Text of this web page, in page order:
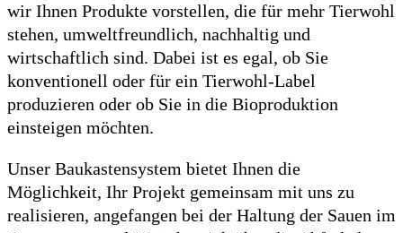
wir Ihnen Produkte vorstellen, die für mehr Tierwohl
stehen, umweltfreundlich, nachhaltig und
wirtschaftlich sind. Dabei ist es egal, ob Sie
konventionell oder für ein Tierwohl-Label
produzieren oder ob Sie in die Bioproduktion
einsteigen möchten.
Unser Baukastensystem bietet Ihnen die
Möglichkeit, Ihr Projekt gemeinsam mit uns zu
realisieren, angefangen bei der Haltung der Sauen im